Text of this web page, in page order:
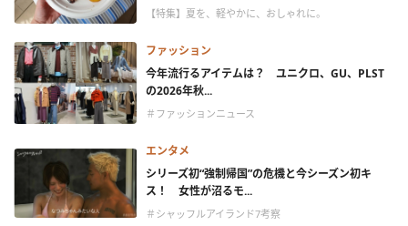
【特集】夏を、軽やかに、おしゃれに。
ファッション
今年流行るアイテムは？ ユニクロ、GU、PLST
の2026年秋...
＃ファッションニュース
エンタメ
シリーズ初“強制帰国”の危機と今シーズン初キ
ス！ 女性が沼るモ...
＃シャッフルアイランド7考察